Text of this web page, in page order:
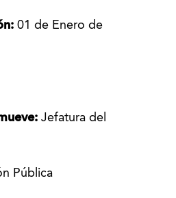
01 de Enero de
Jefatura del
Pública